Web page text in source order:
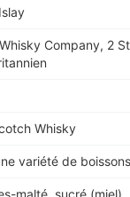
Company, 2
Whisky
variété de
malté, sucré